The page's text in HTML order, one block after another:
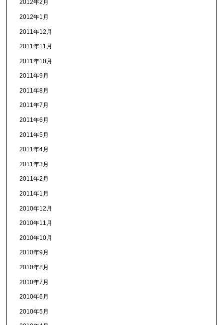
2012年2月
2012年1月
2011年12月
2011年11月
2011年10月
2011年9月
2011年8月
2011年7月
2011年6月
2011年5月
2011年4月
2011年3月
2011年2月
2011年1月
2010年12月
2010年11月
2010年10月
2010年9月
2010年8月
2010年7月
2010年6月
2010年5月